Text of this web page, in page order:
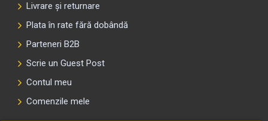
Livrare și returnare
Plata în rate fără dobândă
Parteneri B2B
Scrie un Guest Post
Contul meu
Comenzile mele